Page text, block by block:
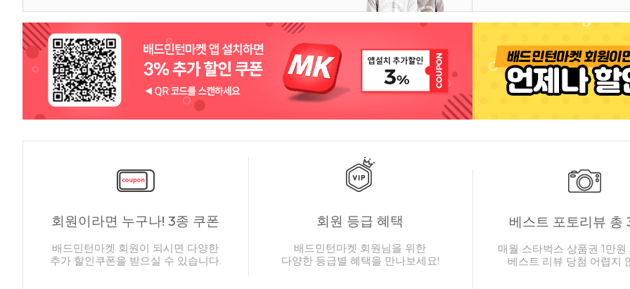
회원이라면 누구나! 3종 쿠폰
배드민턴마켓 회원이 되시면 다양한
추가 할인쿠폰을 받으실 수 있습니다.
회원 등급 혜택
배드민턴마켓 회원님을 위한
다양한 등급별 혜택을 만나보세요!
베스트 포토리뷰 총
매월 스타벅스 상품권 1만원
베스트 리뷰 당첨 어렵지